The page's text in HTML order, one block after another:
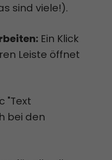
sind viele!).
Ein Klick
Leiste öffnet
"Text
bei den